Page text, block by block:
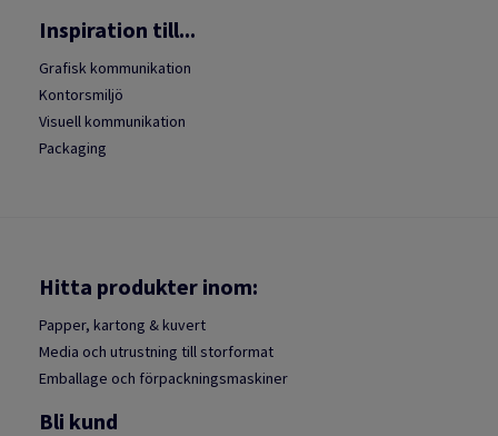
Inspiration till...
Grafisk kommunikation
Kontorsmiljö
Visuell kommunikation
Packaging
Hitta produkter inom:
Papper, kartong & kuvert
Media och utrustning till storformat
Emballage och förpackningsmaskiner
Bli kund